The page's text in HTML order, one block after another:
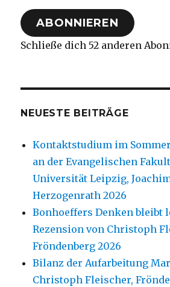
Adresse
ABONNIEREN
Schließe dich 52 anderen
NEUESTE BEITRÄGE
Kontaktstudium im
an der Evangelischen
Universität Leipzig,
Herzogenrath 2026
Bonhoeffers Denken bleibt
Rezension von Christoph
Fröndenberg 2026
Bilanz der Aufarbeitung
Christoph Fleischer,